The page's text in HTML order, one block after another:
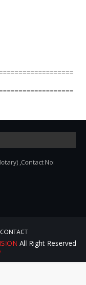
,Contact No:
CONTACT
All Right Reserved